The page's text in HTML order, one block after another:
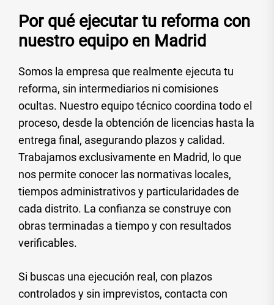
Por qué ejecutar tu reforma con
nuestro equipo en Madrid
Somos la empresa que realmente ejecuta tu
reforma, sin intermediarios ni comisiones
ocultas. Nuestro equipo técnico coordina todo el
proceso, desde la obtención de licencias hasta la
entrega final, asegurando plazos y calidad.
Trabajamos exclusivamente en Madrid, lo que
nos permite conocer las normativas locales,
tiempos administrativos y particularidades de
cada distrito. La confianza se construye con
obras terminadas a tiempo y con resultados
verificables.
Si buscas una ejecución real, con plazos
controlados y sin imprevistos, contacta con